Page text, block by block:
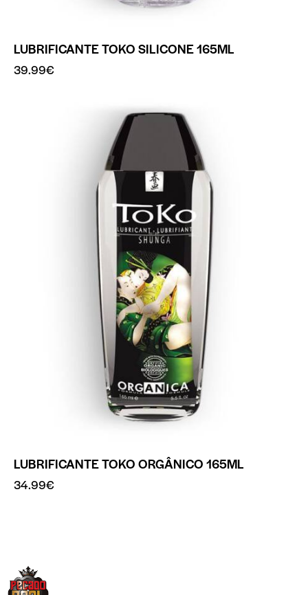
LUBRIFICANTE TOKO SILICONE 165ML
39.99€
LUBRIFICANTE TOKO ORGÂNICO 165ML
34.99€